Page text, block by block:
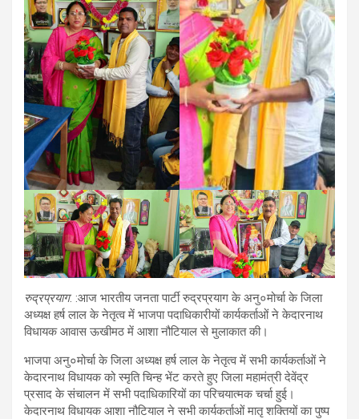
रुद्रप्रयाग. :आज भारतीय जनता पार्टी रुद्रप्रयाग के अनु०मोर्चा के जिला
अध्यक्ष हर्ष लाल के नेतृत्व में भाजपा पदाधिकारीयों कार्यकर्ताओं ने केदारनाथ
विधायक आवास ऊखीमठ में आशा नौटियाल से मुलाकात की।
भाजपा अनु०मोर्चा के जिला अध्यक्ष हर्ष लाल के नेतृत्व में सभी कार्यकर्ताओं ने
केदारनाथ विधायक को स्मृति चिन्ह भेंट करते हुए जिला महामंत्री देवेंद्र
प्रसाद के संचालन में सभी पदाधिकारियों का परिचयात्मक चर्चा हुई।
केदारनाथ विधायक आशा नौटियाल ने सभी कार्यकर्ताओं मातृ शक्तियों का पुष्प